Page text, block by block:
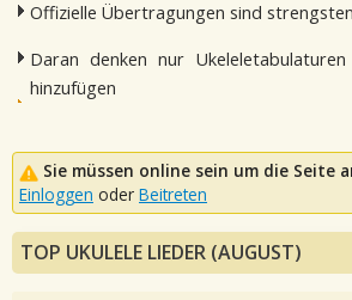
Offizielle Übertragungen sind
Daran denken nur
hinzufügen
Sie müssen online sein um die Seite
Einloggen oder Beitreten
TOP UKULELE LIEDER (AUGUST)